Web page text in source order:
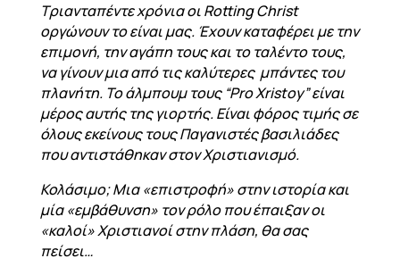
Τριανταπέντε χρόνια οι Rotting Christ
οργώνουν το είναι μας. Έχουν καταφέρει με την
επιμονή, την αγάπη τους και το ταλέντο τους,
να γίνουν μια από τις καλύτερες μπάντες του
πλανήτη. Το άλμπουμ τους “Pro Xristoy” είναι
μέρος αυτής της γιορτής. Είναι φόρος τιμής σε
όλους εκείνους τους Παγανιστές βασιλιάδες
που αντιστάθηκαν στον Χριστιανισμό.
Κολάσιμο; Μια «επιστροφή» στην ιστορία και
μία «εμβάθυνση» τον ρόλο που έπαιξαν οι
«καλοί» Χριστιανοί στην πλάση, θα σας
πείσει…